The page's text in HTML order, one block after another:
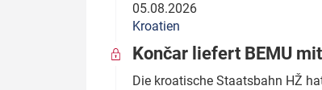
05.08.2026
Kroatien
Končar liefert BEMU
Die kroatische Staatsbahn HŽ